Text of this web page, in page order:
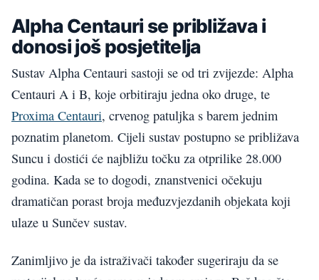
Alpha Centauri se približava i
donosi još posjetitelja
Sustav Alpha Centauri sastoji se od tri zvijezde: Alpha
Centauri A i B, koje orbitiraju jedna oko druge, te
Proxima Centauri, crvenog patuljka s barem jednim
poznatim planetom. Cijeli sustav postupno se približava
Suncu i dostići će najbližu točku za otprilike 28.000
godina. Kada se to dogodi, znanstvenici očekuju
dramatičan porast broja međuzvjezdanih objekata koji
ulaze u Sunčev sustav.
Zanimljivo je da istraživači također sugeriraju da se